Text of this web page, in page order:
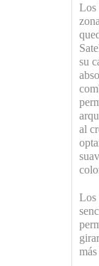
Los
su
al
Los